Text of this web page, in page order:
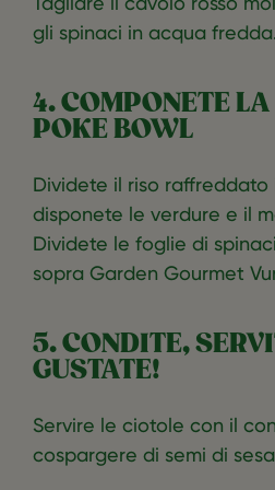
gli spinaci in acqua fredda.
4. COMPONETE
POKE BOWL
Dividete il riso
disponete le verdure e il
Dividete le foglie di
sopra Garden Gourmet
5. CONDITE,
GUSTATE!
Servire le ciotole con il
cospargere di semi di